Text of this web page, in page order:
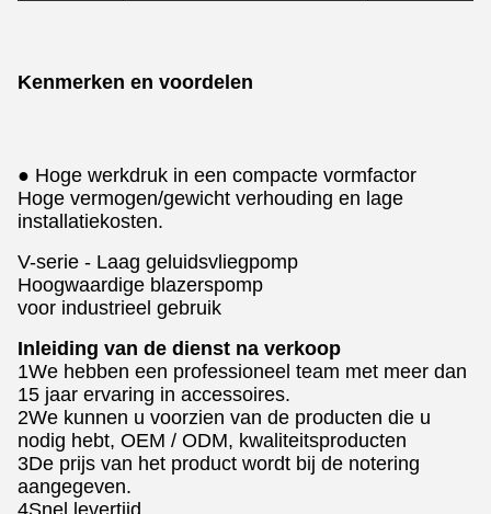
Kenmerken en voordelen
● Hoge werkdruk in een compacte vormfactor
Hoge vermogen/gewicht verhouding en lage
installatiekosten.
V-serie - Laag geluidsvliegpomp
Hoogwaardige blazerspomp
voor industrieel gebruik
Inleiding van de dienst na verkoop
1We hebben een professioneel team met meer dan
15 jaar ervaring in accessoires.
2We kunnen u voorzien van de producten die u
nodig hebt, OEM / ODM, kwaliteitsproducten
3De prijs van het product wordt bij de notering
aangegeven.
4Snel levertijd.